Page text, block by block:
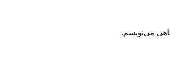
می‌نویسم.